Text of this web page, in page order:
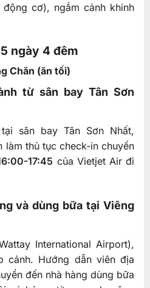
động cơ), ngắm cảnh khinh
ngày 4 đêm
Chăn (ăn tối)
từ sân bay Tân Sơn
sân bay Tân Sơn Nhất,
làm thủ tục check-in chuyến
17:45 của Vietjet Air đi
và dùng bữa tại Viêng
International Airport),
cảnh. Hướng dẫn viên địa
đến nhà hàng dùng bữa